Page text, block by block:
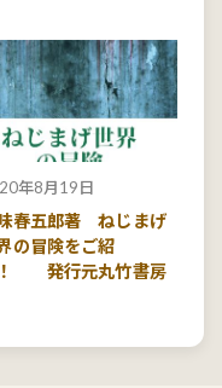
年8月19日
春五郎著 ねじまげ
の冒険をご紹
発行元丸竹書房